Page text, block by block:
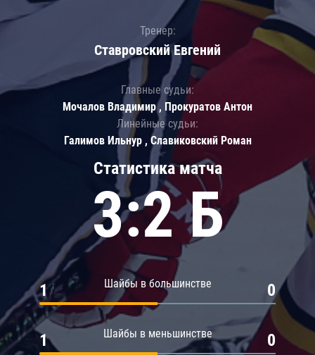
Статистика матча
3:2 Б
Шайбы в большинстве
1 0
Шайбы в меньшинстве
1 0
Тренер:
Ставровский Евгений
Главные судьи:
Мочалов Владимир , Прокуратов Антон
Линейные судьи:
Галимов Ильнур , Славиковский Роман